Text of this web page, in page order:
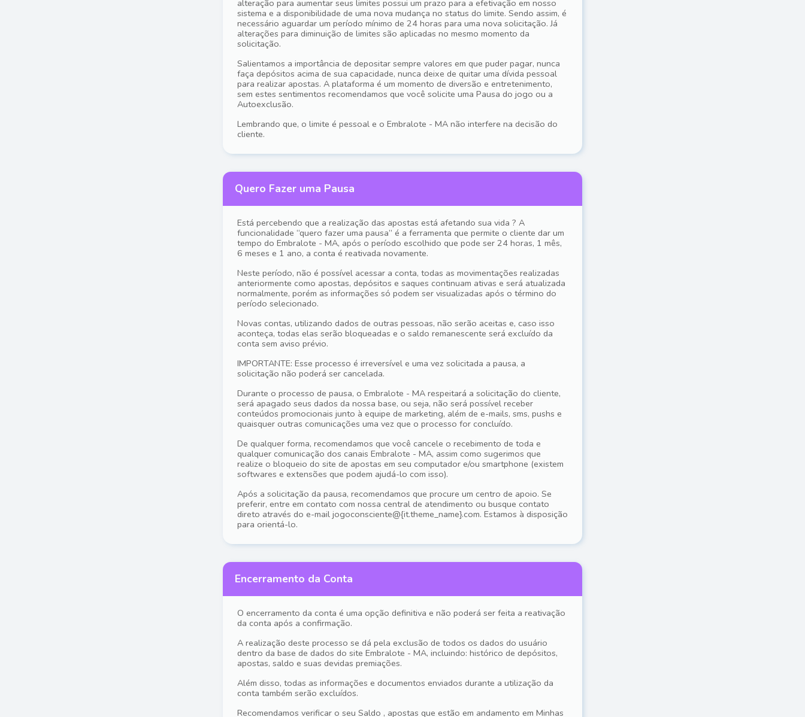
alteração para aumentar seus limites possui um prazo para a efetivação em nosso
sistema e a disponibilidade de uma nova mudança no status do limite. Sendo assim, é
necessário aguardar um período mínimo de 24 horas para uma nova solicitação. Já
alterações para diminuição de limites são aplicadas no mesmo momento da
solicitação.
Salientamos a importância de depositar sempre valores em que puder pagar, nunca
faça depósitos acima de sua capacidade, nunca deixe de quitar uma dívida pessoal
para realizar apostas. A plataforma é um momento de diversão e entretenimento,
sem estes sentimentos recomendamos que você solicite uma Pausa do jogo ou a
Autoexclusão.
Lembrando que, o limite é pessoal e o Embralote - MA não interfere na decisão do
cliente.
Quero Fazer uma Pausa
Está percebendo que a realização das apostas está afetando sua vida ? A
funcionalidade “quero fazer uma pausa” é a ferramenta que permite o cliente dar um
tempo do Embralote - MA, após o período escolhido que pode ser 24 horas, 1 mês,
6 meses e 1 ano, a conta é reativada novamente.
Neste período, não é possível acessar a conta, todas as movimentações realizadas
anteriormente como apostas, depósitos e saques continuam ativas e será atualizada
normalmente, porém as informações só podem ser visualizadas após o término do
período selecionado.
Novas contas, utilizando dados de outras pessoas, não serão aceitas e, caso isso
aconteça, todas elas serão bloqueadas e o saldo remanescente será excluído da
conta sem aviso prévio.
IMPORTANTE: Esse processo é irreversível e uma vez solicitada a pausa, a
solicitação não poderá ser cancelada.
Durante o processo de pausa, o Embralote - MA respeitará a solicitação do cliente,
será apagado seus dados da nossa base, ou seja, não será possível receber
conteúdos promocionais junto à equipe de marketing, além de e-mails, sms, pushs e
quaisquer outras comunicações uma vez que o processo for concluído.
De qualquer forma, recomendamos que você cancele o recebimento de toda e
qualquer comunicação dos canais Embralote - MA, assim como sugerimos que
realize o bloqueio do site de apostas em seu computador e/ou smartphone (existem
softwares e extensões que podem ajudá-lo com isso).
Após a solicitação da pausa, recomendamos que procure um centro de apoio. Se
preferir, entre em contato com nossa central de atendimento ou busque contato
direto através do e-mail jogoconsciente@{it.theme_name}.com. Estamos à disposição
para orientá-lo.
Encerramento da Conta
O encerramento da conta é uma opção definitiva e não poderá ser feita a reativação
da conta após a confirmação.
A realização deste processo se dá pela exclusão de todos os dados do usuário
dentro da base de dados do site Embralote - MA, incluindo: histórico de depósitos,
apostas, saldo e suas devidas premiações.
Além disso, todas as informações e documentos enviados durante a utilização da
conta também serão excluídos.
Recomendamos verificar o seu Saldo , apostas que estão em andamento em Minhas